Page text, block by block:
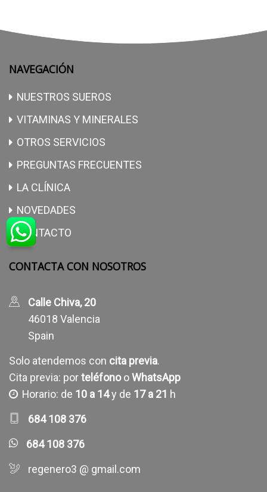
NAVEGACIÓN
NUESTROS SUEROS
VITAMINAS Y MINERALES
OTROS SERVICIOS
PREGUNTAS FRECUENTES
LA CLÍNICA
NOVEDADES
CONTACTO
CONTACTA CON NOSOTROS
Calle Chiva, 20
46018 Valencia
Spain
Solo atendemos con cita previa.
Cita previa: porteléfonooWhatsApp
Horario: de 10 a 14y de 17 a 21 h
684 108 376
684 108 376
regenero3 @ gmail.com